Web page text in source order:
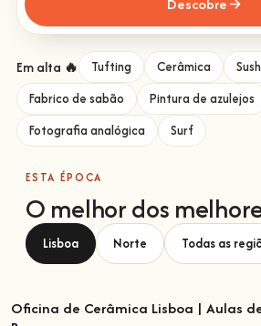
Em alta 🔥 Tufting Cerâmica
Fabrico de sabão
Pintura de azulejos
Fotografia analógica
Surf
ESTA ÉPOCA
O melhor dos
Lisboa Norte Todas as
Oficina de Cerâmica Lisboa | Aulas